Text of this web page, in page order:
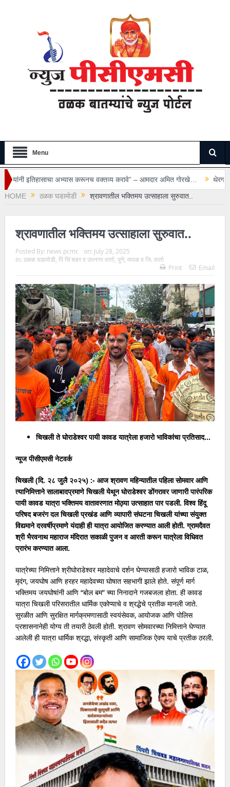
Menu
अभ्यास करूनच वक्तव्य करावे” – आमदार अमित गोरखे…
थेरगाव रुग्णालयातील सुरक्षा
HOME
ठळक घडामोडी श्रावणातील भक्तिमय उत्साहाला सुरुवात..
श्रावणातील भक्तिमय उत्साहाला सुरुवात..
Posted By: news pcmc on: July 28, 2025
In: ठळक घडामोडी, पिं चिं शहर व उपनगर वार्ता, पुणे, मावळ व जि. वार्ता
Print
Email
चिखली ते घोराडेश्वर पायी कावड यात्रेला हजारो भाविकांचा प्रतिसाद…
न्यूज पीसीएमसी नेटवर्क
चिखली (दि. २८ जुलै २०२५) :- आज श्रावण महिन्यातील पहिला सोमवार आणि
त्यानिमित्ताने सालाबादप्रमाणे चिखली येथून घोराडेश्वर डोंगरावर जाणारी पारंपरिक
पायी कावड यात्रा भक्तिमय वातावरणात मोठ्या उत्साहात पार पडली. विश्व हिंदू
परिषद बजरंग दल चिखली प्रखंड आणि व्यापारी संघटना चिखली यांच्या संयुक्त
विद्यमाने दरवर्षीप्रमाणे यंदाही ही यात्रा आयोजित करण्यात आली होती. ग्रामदैवत
श्री भैरवनाथ महाराज मंदिरात सकाळी पुजन व आरती करून यात्रेला विधिवत
प्रारंभ करण्यात आला.
यात्रेच्या निमित्ताने श्रीघोराडेश्वर महादेवाचे दर्शन घेण्यासाठी हजारो भाविक टाळ,
मृदंग, जयघोष आणि हरहर महादेवच्या घोषात सहभागी झाले होते. संपूर्ण मार्ग
भक्तिमय जयघोषांनी आणि “बोल बम” च्या निनादाने गजबजला होता. ही कावड
यात्रा चिखली परिसरातील धार्मिक एकोप्याचे व श्रद्धेचे प्रतीक मानली जाते.
सुरळीत आणि सुरक्षित मार्गक्रमणासाठी स्वयंसेवक, आयोजक आणि पोलिस
प्रशासनानेही योग्य ती तयारी ठेवली होती. श्रावण सोमवारच्या निमित्ताने घेण्यात
आलेली ही यात्रा धार्मिक श्रद्धा, संस्कृती आणि सामाजिक ऐक्य याचे प्रतीक ठरली.